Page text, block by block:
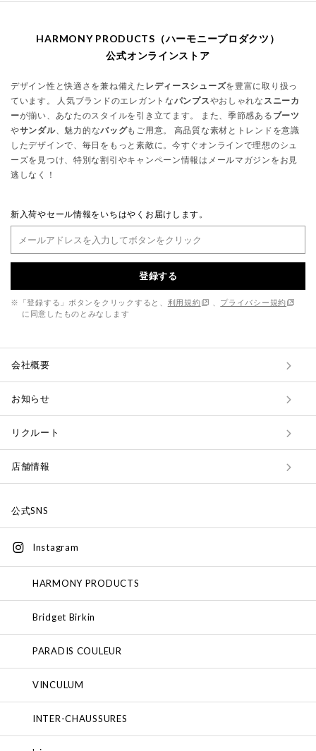
HARMONY PRODUCTS（ハーモニープロダクツ）
公式オンラインストア
デザイン性と快適さを兼ね備えた レディースシューズを豊富に取り扱っ
ています。 人気ブランドのエレガントなパンプスやおしゃれな スニーカ
ーが揃い、あなたのスタイルを引き立てます。 また、季節感ある ブーツ
やサンダル、魅力的なバッグもご用意。 高品質な素材とトレンドを意識
したデザインで、毎日をもっと素敵に。今すぐオンラインで理想のシュ
ーズを見つけ、特別な割引やキャンペーン情報はメールマガジンをお見
逃しなく！
新入荷やセール情報をいちはやくお届けします。
登録する
※「登録する」ボタンをクリックすると、 利用規約
プライバシー規約
に同意したものとみなします
会社概要
お知らせ
リクルート
店舗情報
公式SNS
Instagram
HARMONY PRODUCTS
Bridget Birkin
PARADIS COULEUR
VINCULUM
INTER-CHAUSSURES